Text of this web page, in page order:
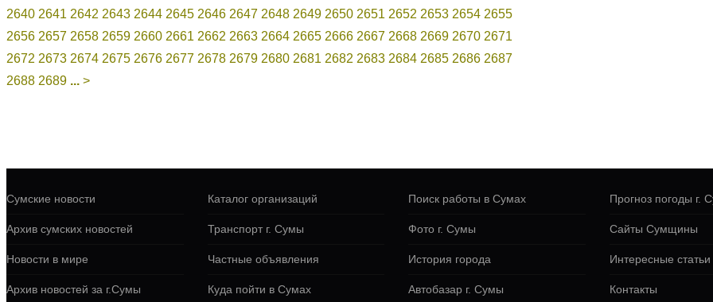
2640 2641 2642 2643 2644 2645 2646 2647 2648 2649 2650 2651 2652 2653 2654 2655
2656 2657 2658 2659 2660 2661 2662 2663 2664 2665 2666 2667 2668 2669 2670 2671
2672 2673 2674 2675 2676 2677 2678 2679 2680 2681 2682 2683 2684 2685 2686 2687
2688 2689 ... >
Сумские новости
Архив сумских новостей
Новости в мире
Архив новостей за г.Сумы
Каталог организаций
Транспорт г. Сумы
Частные объявления
Куда пойти в Сумах
Поиск работы в Сумах
Фото г. Сумы
История города
Автобазар г. Сумы
Прогноз погоды г.
Сайты Сумщины
Интересные статьи
Контакты